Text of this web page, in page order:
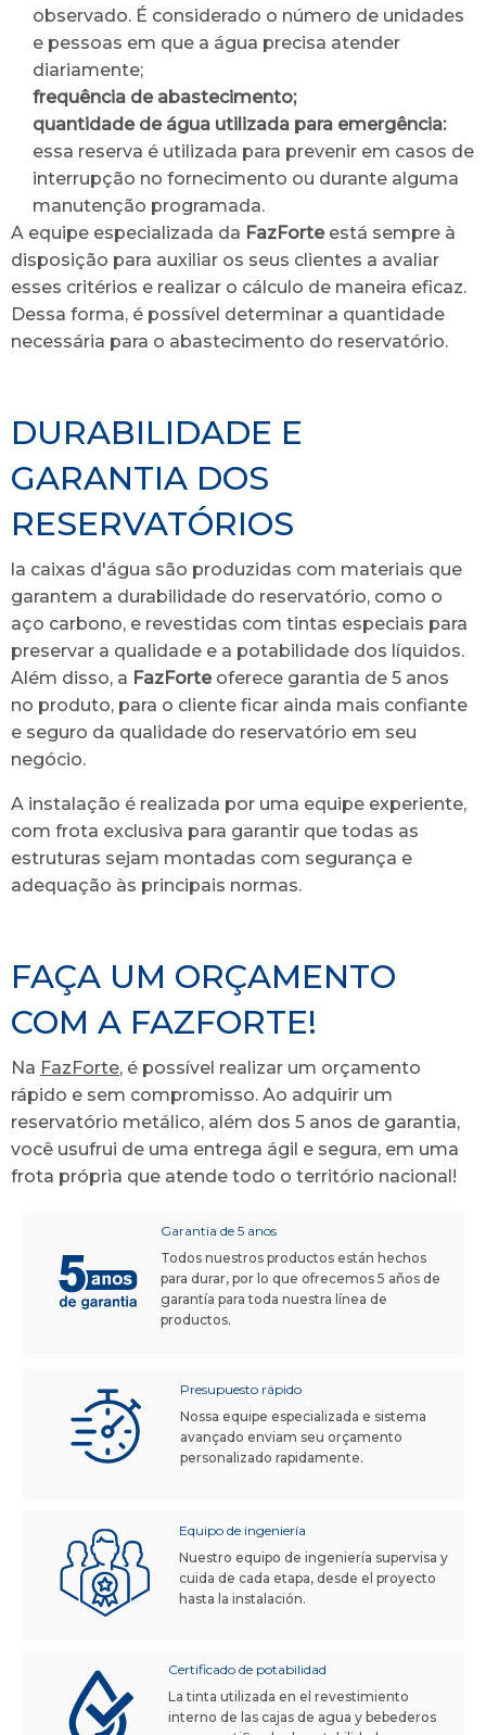
observado. É considerado o número de unidades
e pessoas em que a água precisa atender
diariamente;
frequência de abastecimento;
quantidade de água utilizada para emergência:
essa reserva é utilizada para prevenir em casos de
interrupção no fornecimento ou durante alguma
manutenção programada.
A equipe especializada da FazForteestá sempre à
disposição para auxiliar os seus clientes a avaliar
esses critérios e realizar o cálculo de maneira eficaz.
Dessa forma, é possível determinar a quantidade
necessária para o abastecimento do reservatório.
DURABILIDADE E
GARANTIA DOS
RESERVATÓRIOS
la caixas d'água são produzidas com materiais que
garantem a durabilidade do reservatório, como o
aço carbono, e revestidas com tintas especiais para
preservar a qualidade e a potabilidade dos líquidos.
Além disso, a FazForteoferece garantia de 5 anos
no produto, para o cliente ficar ainda mais confiante
e seguro da qualidade do reservatório em seu
negócio.
A instalação é realizada por uma equipe experiente,
com frota exclusiva para garantir que todas as
estruturas sejam montadas com segurança e
adequação às principais normas.
FAÇA UM ORÇAMENTO
COM A FAZFORTE!
Na FazForte, é possível realizar um orçamento
rápido e sem compromisso. Ao adquirir um
reservatório metálico, além dos 5 anos de garantia,
você usufrui de uma entrega ágil e segura, em uma
frota própria que atende todo o território nacional!
Garantia de 5 anos
Todos nuestros productos están hechos
para durar, por lo que ofrecemos 5 años de
garantía para toda nuestra línea de
productos.
Presupuesto rápido
Nossa equipe especializada e sistema
avançado enviam seu orçamento
personalizado rapidamente.
Equipo de ingeniería
Nuestro equipo de ingeniería supervisa y
cuida de cada etapa, desde el proyecto
hasta la instalación.
Certificado de potabilidad
La tinta utilizada en el revestimiento
interno de las cajas de agua y bebederos